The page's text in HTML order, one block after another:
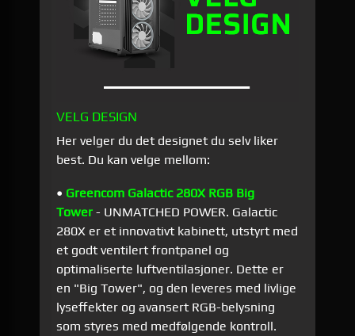
VELG DESIGN
Her velger du det designet du selv liker
best. Du kan velge mellom:
• Greencom Galactic 280X RGB Big
Tower - UNMATCHED POWER. Galactic
280X er et innovativt kabinett, utstyrt med
et godt ventilert frontpanel og
optimaliserte luftventilasjoner. Dette er
en "Big Tower", og den leveres med livlige
lyseffekter og avansert RGB-belysning
som styres med medfølgende kontroll.